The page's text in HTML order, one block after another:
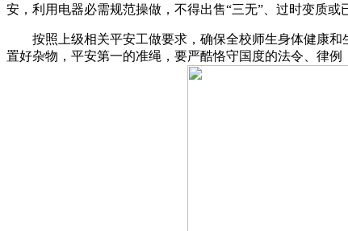
安，利用电器必需规范操做，不得出售“三无”、过时变质
按照上级相关平安工做要求，确保全校师生身体健康和
置好杂物，平安第一的准绳，要严酷恪守国度的法令、律